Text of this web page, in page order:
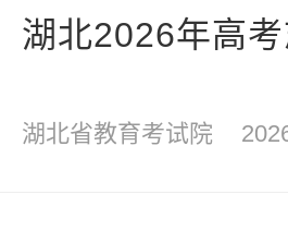
湖北2026年高
湖北省教育考试院